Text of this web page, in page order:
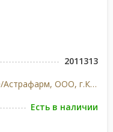
2011313
ФарКоС ФФ, ЧАО/Астрафарм, ООО, г.Киев, Украина
Есть в наличии